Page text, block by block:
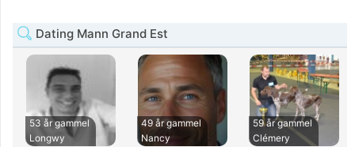
Dating Mann Grand Est
53 år gammel
Longwy
49 år gammel
Nancy
59 år gammel
Clémery